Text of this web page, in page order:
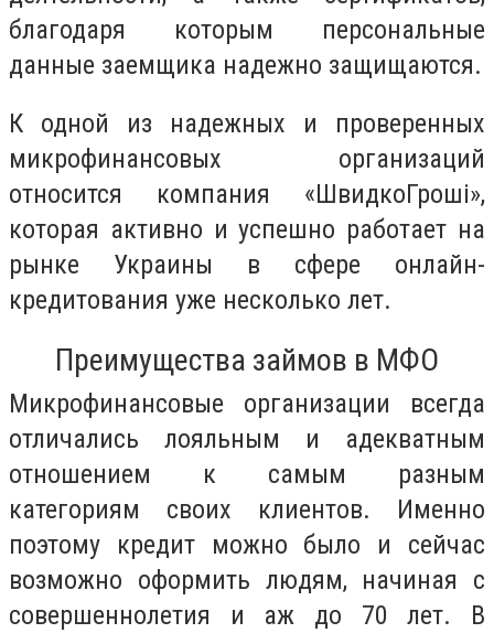
благодаря которым персональные
данные заемщика надежно защищаются.
К одной из надежных и проверенных
микрофинансовых организаций
относится компания «ШвидкоГроші»,
которая активно и успешно работает на
рынке Украины в сфере онлайн-
кредитования уже несколько лет.
Преимущества займов в МФО
Микрофинансовые организации всегда
отличались лояльным и адекватным
отношением к самым разным
категориям своих клиентов. Именно
поэтому кредит можно было и сейчас
возможно оформить людям, начиная с
совершеннолетия и аж до 70 лет. В